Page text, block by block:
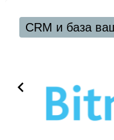
CRM и база